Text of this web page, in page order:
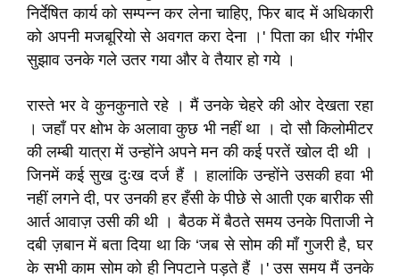
निर्देषित कार्य को सम्पन्न कर लेना चाहिए, फिर बाद में अधिकारी
को अपनी मजबूरियो से अवगत करा देना ।' पिता का धीर गंभीर
सुझाव उनके गले उतर गया और वे तैयार हो गये ।
रास्ते भर वे कुनकुनाते रहे । मैं उनके चेहरे की ओर देखता रहा
। जहाँ पर क्षोभ के अलावा कुछ भी नहीं था । दो सौ किलोमीटर
की लम्बी यात्रा में उन्होंने अपने मन की कई परतें खोल दी थी ।
जिनमें कई सुख दुःख दर्ज हैं । हालांकि उन्होंने उसकी हवा भी
नहीं लगने दी, पर उनकी हर हँसी के पीछे से आती एक बारीक सी
आर्त आवाज़ उसी की थी । बैठक में बैठते समय उनके पिताजी ने
दबी ज़बान में बता दिया था कि ‘जब से सोम की माँ गुजरी है, घर
के सभी काम सोम को ही निपटाने पड़ते हैं ।' उस समय मैं उनके